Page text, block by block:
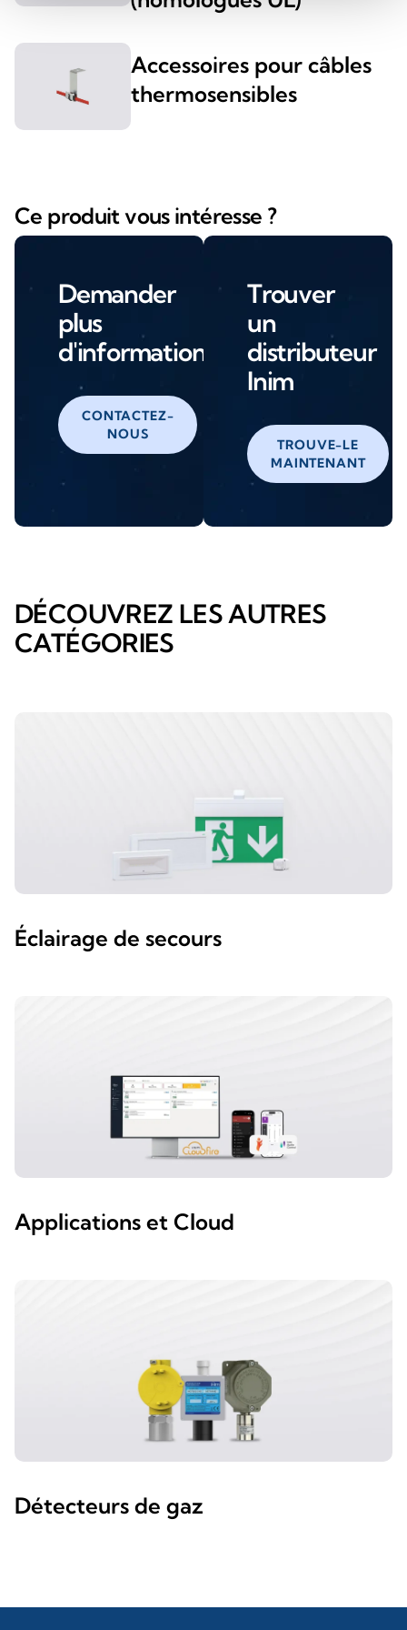
Accessoires pour câbles
thermosensibles
Ce produit vous intéresse ?
Demander
plus
d'informations
CONTACTEZ-
NOUS
Trouver
un
distributeur
Inim
TROUVE-LE
MAINTENANT
DÉCOUVREZ LES AUTRES
CATÉGORIES
Éclairage de secours
Applications et Cloud
Détecteurs de gaz